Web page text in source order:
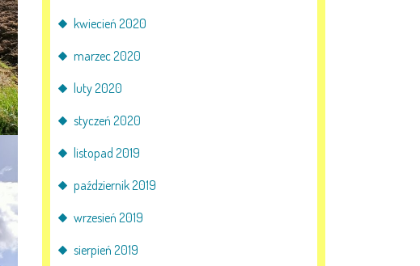
kwiecień 2020
marzec 2020
luty 2020
styczeń 2020
listopad 2019
październik 2019
wrzesień 2019
sierpień 2019